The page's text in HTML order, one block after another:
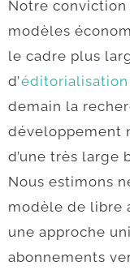
Notre
modèles
le cadre plus
d’éditorialisation
demain la
développement
d’une très large
Nous estimons
modèle de libre
une approche
abonnements